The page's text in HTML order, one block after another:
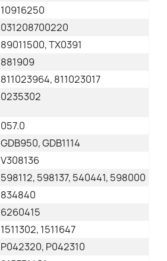
10916250
031208700220
89011500, TX0391
881909
811023964, 811023017
0235302
057.0
GDB950, GDB1114
V308136
598112, 598137, 540441, 598000
834840
6260415
1511302, 1511647
P042320, P042310